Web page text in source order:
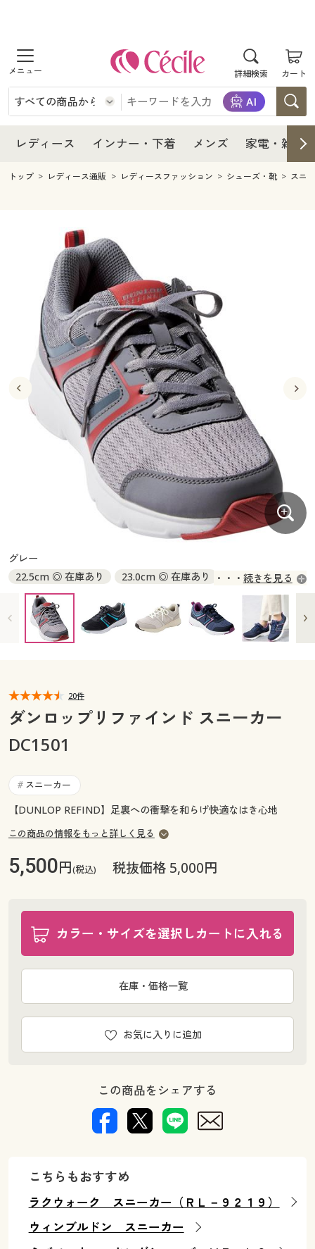
詳細検索 カート
商品を探す
レディース
レディースファッション
インナー・下着
インナー・下着通販すべて
メンズ下着
ジュニア・ティーンズ下着
メンズ
メンズファッション
メンズ下着
家電・雑貨すべて
キッチン・雑貨・日用品
寝具・インテリア・家具
寝具・インテリア・家具通販すべて
家具・収納
寝具・ベッド
カーテン・ラグ・ファブリック
美容・健康
美容・健康通販すべて
美容・健康・サプリメント
制服・スクール
制服・スクールすべて
制服・学生服
ジュニア・ティーンズ下着
大きいサイズ
大きいサイズ通販すべて
大きいサイズ レディース服
大きいサイズ レディース下着
大きいサイズ 事務・制服
バーゲン
バーゲンセール
シークレットセール
商品カテゴリ一覧
カタログ・チラシからのご注文
デジタルカタログ
カタログ無料プレゼント
マイページ
閲覧履歴
お気に入り
サポート
レディース インナー・下着 メンズ 家電・雑貨
レディース
レディース通販すべて
レディースファッション
インナー・下着
インナー・下着通販すべて
ジュニア・ティーンズ下着
メンズ
メンズ下着
キッチン・雑貨・日用品
寝具・インテリア・家具通販すべて
家具・収納
寝具・ベッド
カーテン・ラグ・ファブリック
美容・健康
美容・健康通販すべて
美容・健康・サプリメント
制服・スクール
制服・スクールすべて
制服・学生服
ジュニア・ティーンズ下着
大きいサイズ
大きいサイズ通販すべて
大きいサイズ レディース服
大きいサイズ レディース下着
大きいサイズ メンズ
大きいサイズ 事務・制服
バーゲン
バーゲンセール
シークレットセール
詳細検索
商品カテゴリ一覧
カタログ・チラシからのご注文
カタログ無料プレゼント
会員メニュー
閲覧履歴
ご利用ガイド
よくある質問とお問い合わせ
トップ レディース通販 レディースファッション シューズ・靴 スニ
グレー
22.5cm ◎ 在庫あり
23.0cm ◎ 在庫あり
23.5cm ○ 在庫わずか
24.5cm ◎ 在庫あり
続きを見る
20件
ダンロップリファインド スニーカー
DC1501
# スニーカー
【DUNLOP REFIND】足裏への衝撃を和らげ快適なはき心地
この商品の情報をもっと詳しく見る
5,500円(税込) 税抜価格 5,000円
カラー・サイズを選択しカートに入れる
お気に入りに追加
在庫・価格一覧
この商品をシェアする
こちらもおすすめ
ラクウォーク スニーカー（ＲＬ－９２１９）
ウィンブルドン スニーカー